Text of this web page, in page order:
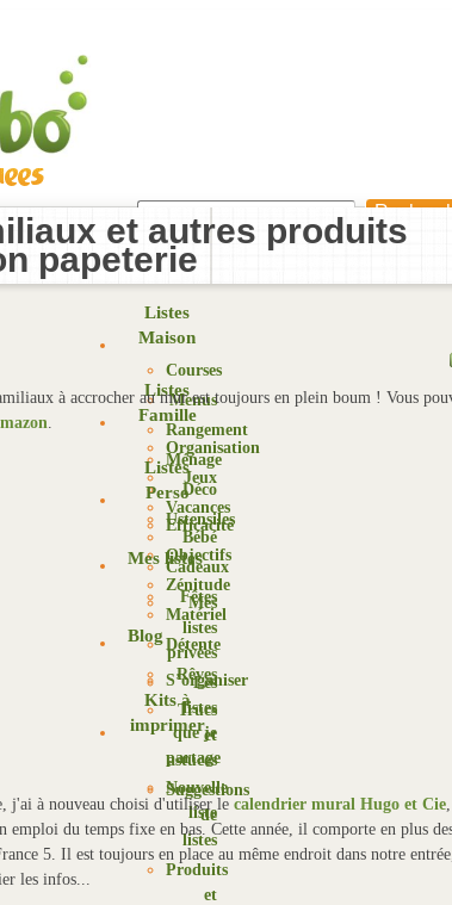
Listes
Maison
Courses
Menus
Rangement
Ménage
Déco
Ustensiles
Listes
Famille
Organisation
Jeux
Vacances
Bébé
Cadeaux
Fêtes
Listes
Perso
Efficacité
Objectifs
Zénitude
Matériel
Détente
Rêves
Mes listes
Mes
listes
privées
Les
listes
que je
partage
Nouvelle
liste
Blog
S’organiser
Trucs
et
astuces
Suggestions
de
listes
Produits
et
Kits à
imprimer
et autres produits
papeterie
à accrocher au mur est toujours en plein boum ! Vous
.
j'ai à nouveau choisi d'utiliser le calendrier mural Hugo et Cie,
emploi du temps fixe en bas. Cette année, il comporte en plus
5. Il est toujours en place au même endroit dans notre
les infos...